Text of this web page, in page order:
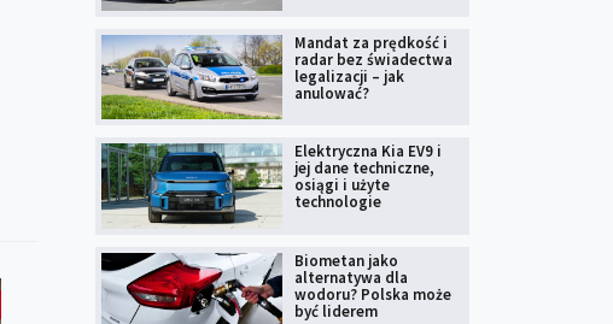
Mandat za prędkość i
radar bez świadectwa
legalizacji – jak
anulować?
Elektryczna Kia EV9 i
jej dane techniczne,
osiągi i użyte
technologie
Biometan jako
alternatywa dla
wodoru? Polska może
być liderem